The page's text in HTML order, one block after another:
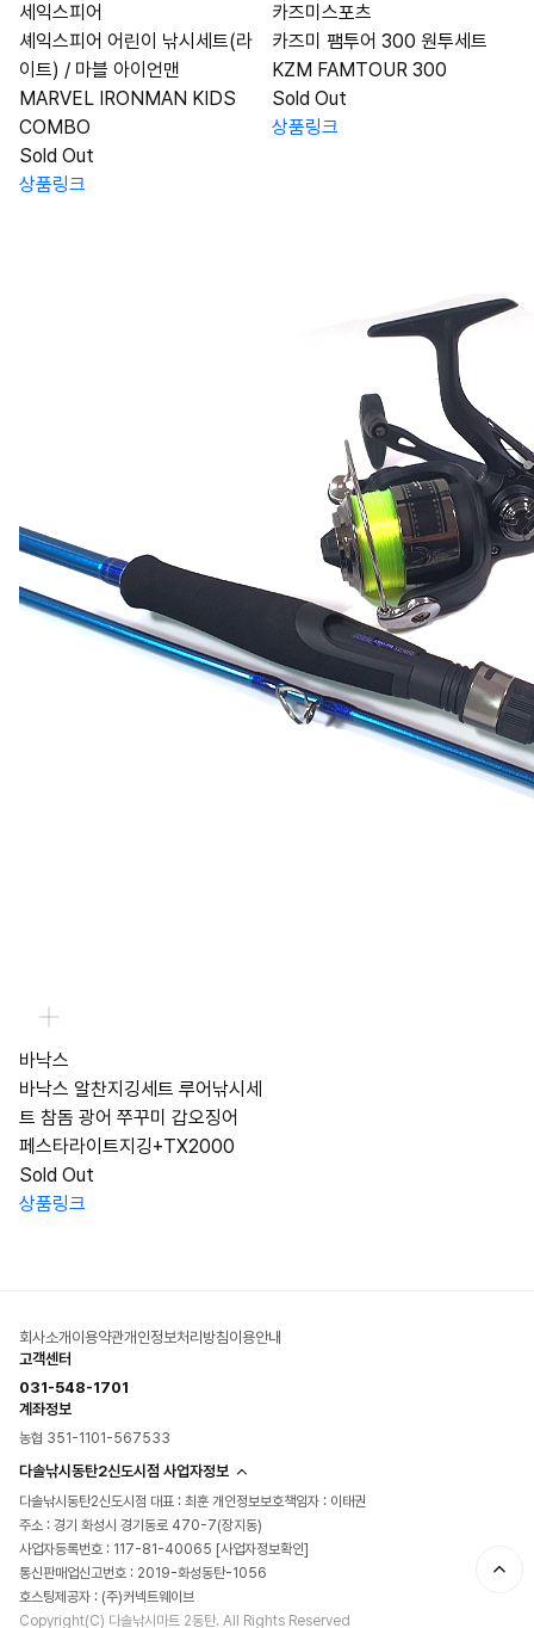
세익스피어
셰익스피어 어린이 낚시세트(라
이트) / 마블 아이언맨
MARVEL IRONMAN KIDS
COMBO
Sold Out
상품링크
카즈미스포츠
카즈미 팸투어 300 원투세트
KZM FAMTOUR 300
Sold Out
상품링크
바낙스
바낙스 알찬지깅세트 루어낚시세
트 참돔 광어 쭈꾸미 갑오징어
페스타라이트지깅+TX2000
Sold Out
상품링크
회사소개 이용약관개인정보처리방침이용안내
다솔낚시동탄2신도시점 사업자정보
다솔낚시동탄2신도시점 대표 : 최훈 개인정보보호책임자 : 이태권
주소 : 경기 화성시 경기동로 470-7(장지동)
사업자등록번호 : 117-81-40065 [사업자정보확인]
통신판매업신고번호 : 2019-화성동탄-1056
호스팅제공자 : (주)커넥트웨이브
Copyright(C) 다솔낚시마트 2동탄. All Rights Reserved
고객센터
031-548-1701
계좌정보
농협 351-1101-567533